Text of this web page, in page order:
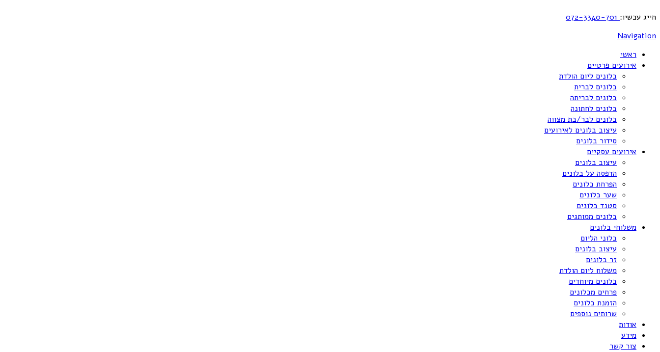
חייג עכשיו:
Navigation
ראשי
אירועים פרטיים
בלונים ליום הולדת
בלונים לברית
בלונים לבריתה
בלונים לחתונה
בלונים לבר/בת מצווה
עיצוב בלונים לאירועים
סידור בלונים
אירועים עסקיים
עיצוב בלונים
הדפסה על בלונים
הפרחת בלונים
שער בלונים
סטנד בלונים
בלונים ממותגים
משלוחי בלונים
בלוני הליום
עיצוב בלונים
זר בלונים
משלוח ליום הולדת
בלונים מיוחדים
פרחים מבלונים
הזמנת בלונים
שרותים נוספים
אודות
מידע
צור קשר